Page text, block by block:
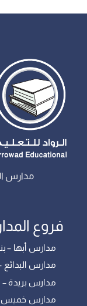
مدارس
فروع
مدارس أبها –
مدارس البدائع
مدارس بريدة –
مدارس خميس